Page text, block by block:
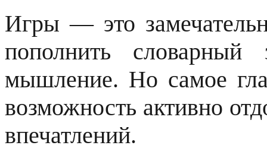
Игры — это
пополнить словарный
мышление. Но самое
возможность активно
впечатлений.